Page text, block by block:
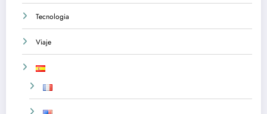
Tecnologia
Viaje